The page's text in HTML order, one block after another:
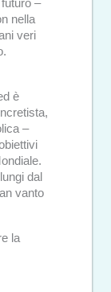
–
nella
veri
è
–
dal
vanto
la